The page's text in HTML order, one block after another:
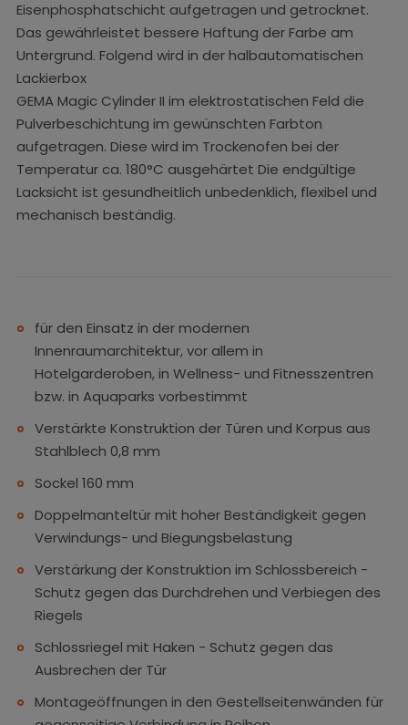
Eisenphosphatschicht aufgetragen und getrocknet.
Das gewährleistet bessere Haftung der Farbe am
Untergrund. Folgend wird in der halbautomatischen
Lackierbox
GEMA Magic Cylinder II im elektrostatischen Feld die
Pulverbeschichtung im gewünschten Farbton
aufgetragen. Diese wird im Trockenofen bei der
Temperatur ca. 180°C ausgehärtet Die endgültige
Lacksicht ist gesundheitlich unbedenklich, flexibel und
mechanisch beständig.
für den Einsatz in der modernen
Innenraumarchitektur, vor allem in
Hotelgarderoben, in Wellness- und Fitnesszentren
bzw. in Aquaparks vorbestimmt
Verstärkte Konstruktion der Türen und Korpus aus
Stahlblech 0,8 mm
Sockel 160 mm
Doppelmanteltür mit hoher Beständigkeit gegen
Verwindungs- und Biegungsbelastung
Verstärkung der Konstruktion im Schlossbereich -
Schutz gegen das Durchdrehen und Verbiegen des
Riegels
Schlossriegel mit Haken - Schutz gegen das
Ausbrechen der Tür
Montageöffnungen in den Gestellseitenwänden für